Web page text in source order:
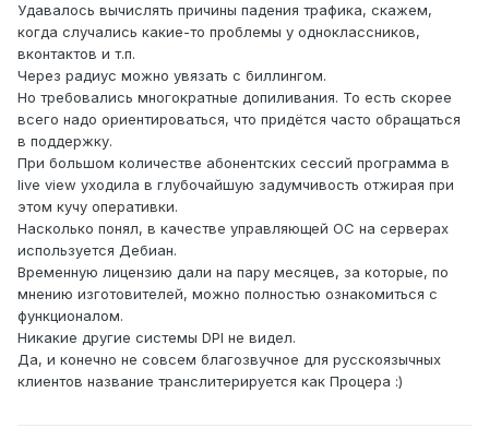
Удавалось вычислять причины падения трафика, скажем,
когда случались какие-то проблемы у одноклассников,
вконтактов и т.п.
Через радиус можно увязать с биллингом.
Но требовались многократные допиливания. То есть скорее
всего надо ориентироваться, что придётся часто обращаться
в поддержку.
При большом количестве абонентских сессий программа в
live view уходила в глубочайшую задумчивость отжирая при
этом кучу оперативки.
Насколько понял, в качестве управляющей ОС на серверах
используется Дебиан.
Временную лицензию дали на пару месяцев, за которые, по
мнению изготовителей, можно полностью ознакомиться с
функционалом.
Никакие другие системы DPI не видел.
Да, и конечно не совсем благозвучное для русскоязычных
клиентов название транслитерируется как Процера :)